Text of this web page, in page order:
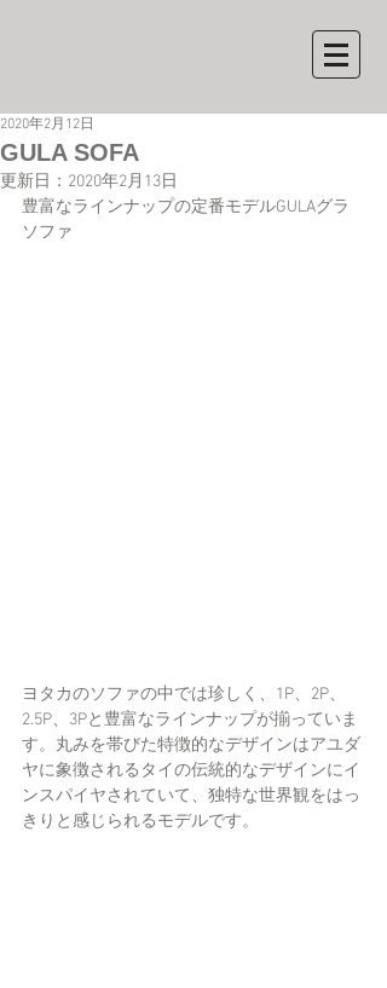
GULA SOFA
2020年2月12日
更新日： 2020年2月13日
豊富なラインナップの定番モデルGULAグラ
ソファ
ヨタカのソファの中では珍しく、1P、2P、
2.5P、3Pと豊富なラインナップが揃っていま
す。丸みを帯びた特徴的なデザインはアユダ
ヤに象徴されるタイの伝統的なデザインにイ
ンスパイヤされていて、独特な世界観をはっ
きりと感じられるモデルです。